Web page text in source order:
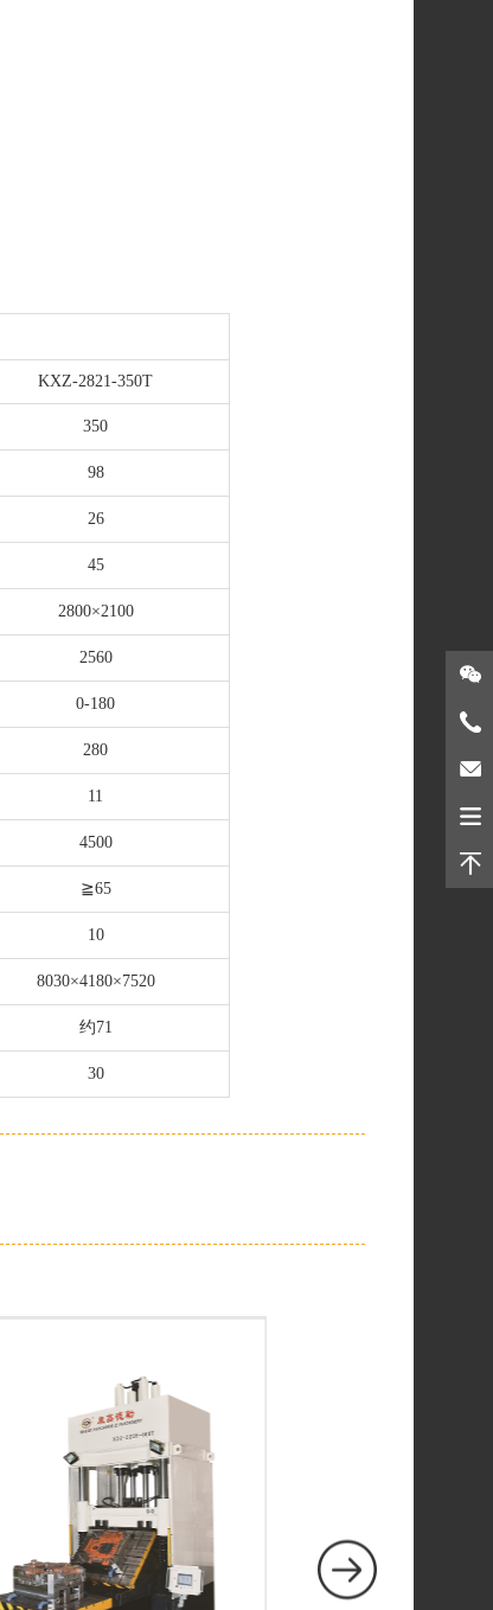
KXZ-2821-350T
350
98
26
45
2800×2100
2560
0-180
280
11
4500
≧65
10
8030×4180×7520
约71
30